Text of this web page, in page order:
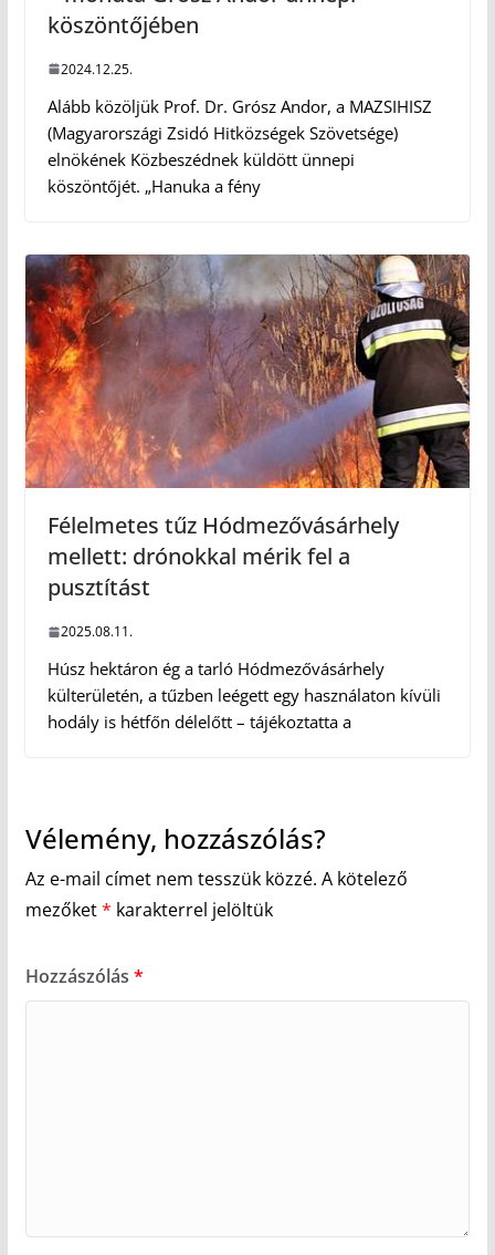
köszöntőjében
2024.12.25.
Alább közöljük Prof. Dr. Grósz Andor, a MAZSIHISZ
(Magyarországi Zsidó Hitközségek Szövetsége)
elnökének Közbeszédnek küldött ünnepi
köszöntőjét. „Hanuka a fény
Félelmetes tűz Hódmezővásárhely
mellett: drónokkal mérik fel a
pusztítást
2025.08.11.
Húsz hektáron ég a tarló Hódmezővásárhely
külterületén, a tűzben leégett egy használaton kívüli
hodály is hétfőn délelőtt – tájékoztatta a
Vélemény, hozzászólás?
Az e-mail címet nem tesszük közzé. A kötelező
mezőket* karakterrel jelöltük
Hozzászólás *